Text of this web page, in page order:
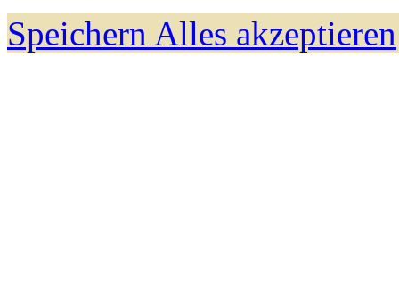
Speichern Alles akzeptieren